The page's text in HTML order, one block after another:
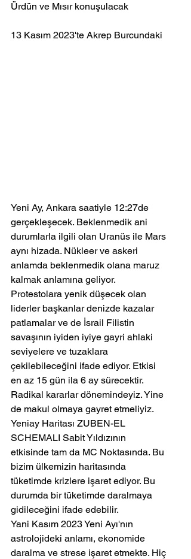
Ürdün ve Mısır konuşulacak
13 Kasım 2023'te Akrep Burcundaki
Yeni Ay, Ankara saatiyle 12:27de
gerçekleşecek. Beklenmedik ani
durumlarla ilgili olan Uranüs ile Mars
aynı hizada. Nükleer ve askeri
anlamda beklenmedik olana maruz
kalmak anlamına geliyor.
Protestolara yenik düşecek olan
liderler başkanlar denizde kazalar
patlamalar ve de İsrail Filistin
savaşının iyiden iyiye gayri ahlaki
seviyelere ve tuzaklara
çekilebileceğini ifade ediyor. Etkisi
en az 15 gün ila 6 ay sürecektir.
Radikal kararlar dönemindeyiz. Yine
de makul olmaya gayret etmeliyiz.
Yeniay Haritası ZUBEN-EL
SCHEMALI Sabit Yıldızının
etkisinde tam da MC Noktasında. Bu
bizim ülkemizin haritasında
tüketimde krizlere işaret ediyor. Bu
durumda bir tüketimde daralmaya
gidileceğini ifade edebilir.
Yani Kasım 2023 Yeni Ayı'nın
astrolojideki anlamı, ekonomide
daralma ve strese işaret etmekte. Hiç